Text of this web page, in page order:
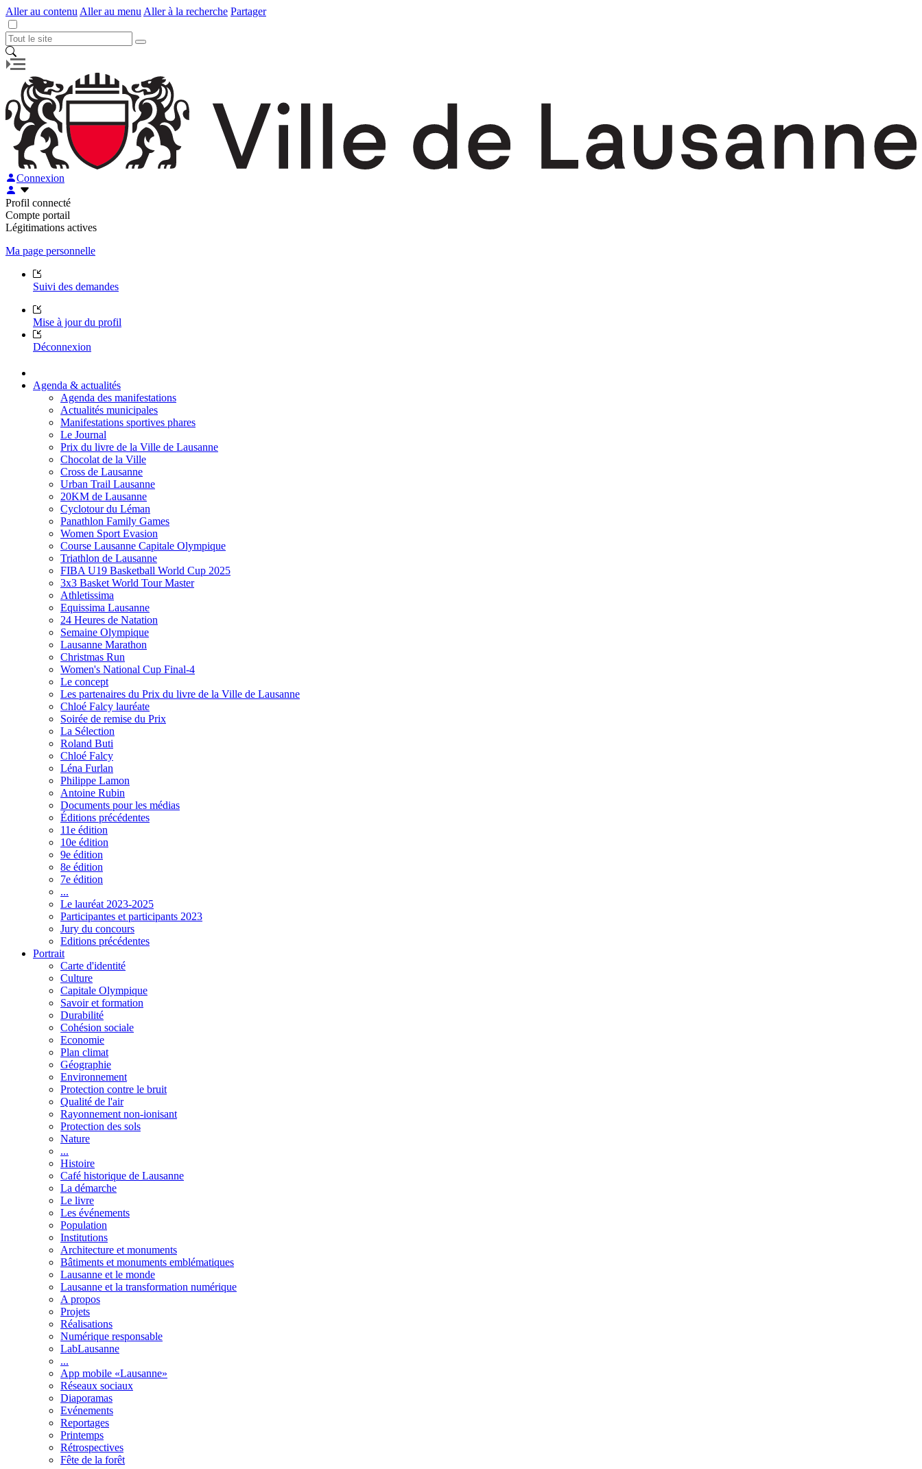
Aller au contenu Aller au menu Aller à la recherche Partager
Connexion
Profil connecté
Compte portail
Légitimations actives
Ma page personnelle
Suivi des demandes
Mise à jour du profil
Déconnexion
Agenda & actualités
Agenda des manifestations
Actualités municipales
Manifestations sportives phares
Le Journal
Prix du livre de la Ville de Lausanne
Chocolat de la Ville
Cross de Lausanne
Urban Trail Lausanne
20KM de Lausanne
Cyclotour du Léman
Panathlon Family Games
Women Sport Evasion
Course Lausanne Capitale Olympique
Triathlon de Lausanne
FIBA U19 Basketball World Cup 2025
3x3 Basket World Tour Master
Athletissima
Equissima Lausanne
24 Heures de Natation
Semaine Olympique
Lausanne Marathon
Christmas Run
Women's National Cup Final-4
Le concept
Les partenaires du Prix du livre de la Ville de Lausanne
Chloé Falcy lauréate
Soirée de remise du Prix
La Sélection
Roland Buti
Chloé Falcy
Léna Furlan
Philippe Lamon
Antoine Rubin
Documents pour les médias
Éditions précédentes
11e édition
10e édition
9e édition
8e édition
7e édition
...
Le lauréat 2023-2025
Participantes et participants 2023
Jury du concours
Editions précédentes
Portrait
Carte d'identité
Culture
Capitale Olympique
Savoir et formation
Durabilité
Cohésion sociale
Economie
Plan climat
Géographie
Environnement
Protection contre le bruit
Qualité de l'air
Rayonnement non-ionisant
Protection des sols
Nature
...
Histoire
Café historique de Lausanne
La démarche
Le livre
Les événements
Population
Institutions
Architecture et monuments
Bâtiments et monuments emblématiques
Lausanne et le monde
Lausanne et la transformation numérique
A propos
Projets
Réalisations
Numérique responsable
LabLausanne
...
App mobile «Lausanne»
Réseaux sociaux
Diaporamas
Evénements
Reportages
Printemps
Rétrospectives
Fête de la forêt